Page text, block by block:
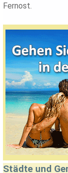
Fernost.
Städte und